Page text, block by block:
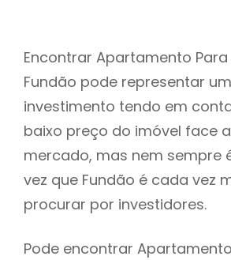
Encontrar Apartamento
Fundão pode representar
investimento tendo em
baixo preço do imóvel face
mercado, mas nem sempre
vez que Fundão é cada vez
procurar por investidores.
Pode encontrar